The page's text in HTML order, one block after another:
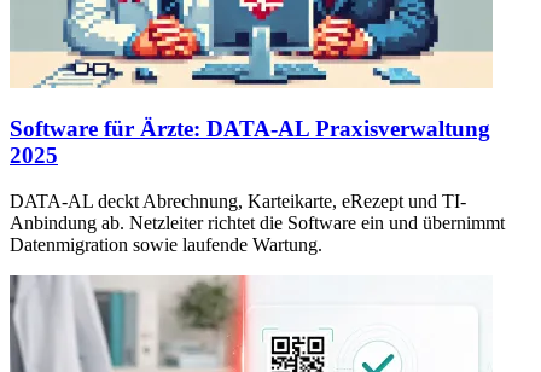
Software für Ärzte: DATA-AL Praxisverwaltung
2025
DATA-AL deckt Abrechnung, Karteikarte, eRezept und TI-
Anbindung ab. Netzleiter richtet die Software ein und übernimmt
Datenmigration sowie laufende Wartung.